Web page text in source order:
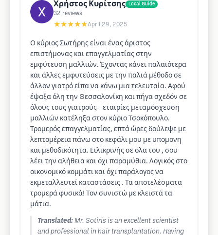
Χρήστος Κυρίτσης Local Guide
32 reviews
★★★★★April 29, 2025
Ο κύριος Σωτήρης είναι ένας άριστος
επιστήμονας και επαγγελματίας στην
εμφύτευση μαλλιών. Έχοντας κάνει παλαιότερα
και άλλες εμφυτεύσεις με την παλιά μέθοδο σε
άλλον γιατρό είπα να κάνω μια τελευταία. Αφού
έψαξα όλη την Θεσσαλονίκη και πήγα σχεδόν σε
όλους τους γιατρούς - εταιρίες μεταμόσχευση
μαλλιών κατέληξα στον κύριο Τσοκόπουλο.
Τρομερός επαγγελματίας, επτά ώρες δούλεψε με
λεπτομέρεια πάνω στο κεφάλι μου με υπομονη
και μεθοδικότητα. Ειλικρινής σε όλα του , σου
λέει την αλήθεια και όχι παραμύθια. Λογικός στο
οικονομικό κομμάτι και όχι παράλογος να
εκμεταλλευτεί καταστάσεις . Τα αποτελέσματα
τρομερά φυσικά! Τον συνιστώ με κλειστά τα
μάτια.
Translated: Mr. Sotiris is an excellent scientist
and professional in hair transplantation. Having